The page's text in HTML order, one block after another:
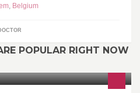
, Belgium
POPULAR RIGHT NOW